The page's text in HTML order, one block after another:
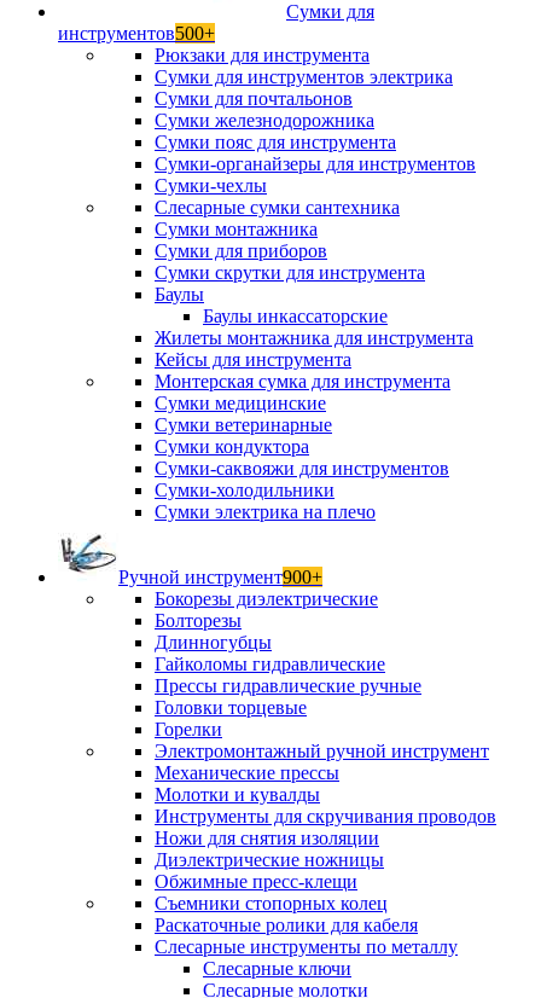
Сумки для
инструментов500+
Рюкзаки для инструмента
Сумки для инструментов электрика
Сумки для почтальонов
Сумки железнодорожника
Сумки пояс для инструмента
Сумки-органайзеры для инструментов
Сумки-чехлы
Слесарные сумки сантехника
Сумки монтажника
Сумки для приборов
Сумки скрутки для инструмента
Баулы
Баулы инкассаторские
Жилеты монтажника для инструмента
Кейсы для инструмента
Монтерская сумка для инструмента
Сумки медицинские
Сумки ветеринарные
Сумки кондуктора
Сумки-саквояжи для инструментов
Сумки-холодильники
Сумки электрика на плечо
Ручной инструмент900+
Бокорезы диэлектрические
Болторезы
Длинногубцы
Гайколомы гидравлические
Прессы гидравлические ручные
Головки торцевые
Горелки
Электромонтажный ручной инструмент
Механические прессы
Молотки и кувалды
Инструменты для скручивания проводов
Ножи для снятия изоляции
Диэлектрические ножницы
Обжимные пресс-клещи
Съемники стопорных колец
Раскаточные ролики для кабеля
Слесарные инструменты по металлу
Слесарные ключи
Слесарные молотки